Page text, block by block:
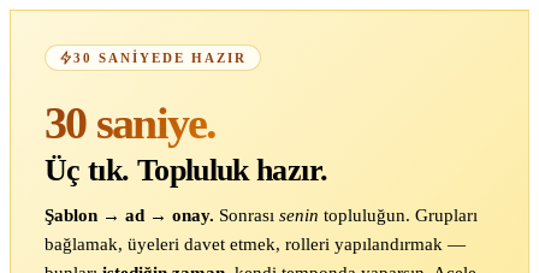
30 SANIYEDE HAZIR
30 saniye.
Üç tık. Topluluk hazır.
Şablon → ad → onay. Sonrası senin topluluğun. Grupları
bağlamak, üyeleri davet etmek, rolleri yapılandırmak —